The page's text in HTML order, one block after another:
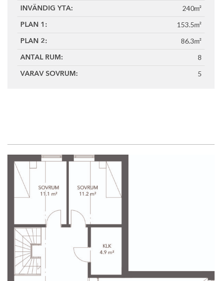
INVÄNDIG YTA: 240m²
PLAN 1: 153.5m²
PLAN 2: 86.3m²
ANTAL RUM: 8
VARAV SOVRUM: 5